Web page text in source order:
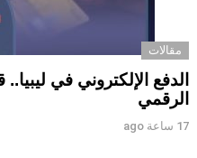
مقالات
الدفع الإلكتروني في
الرقمي ‏
17 ساعة ago